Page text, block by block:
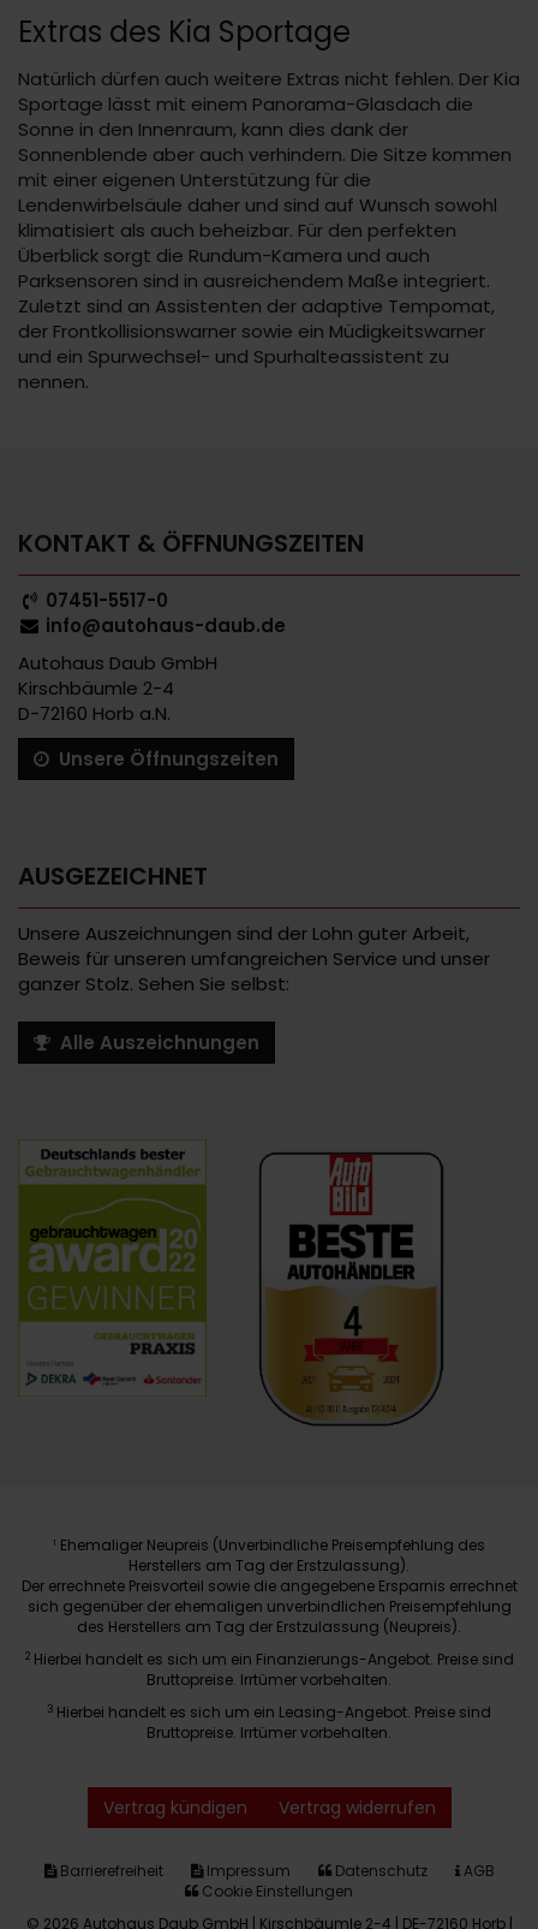
Extras des Kia Sportage
Natürlich dürfen auch weitere Extras nicht fehlen. Der Kia
Sportage lässt mit einem Panorama-Glasdach die
Sonne in den Innenraum, kann dies dank der
Sonnenblende aber auch verhindern. Die Sitze kommen
mit einer eigenen Unterstützung für die
Lendenwirbelsäule daher und sind auf Wunsch sowohl
klimatisiert als auch beheizbar. Für den perfekten
Überblick sorgt die Rundum-Kamera und auch
Parksensoren sind in ausreichendem Maße integriert.
Zuletzt sind an Assistenten der adaptive Tempomat,
der Frontkollisionswarner sowie ein Müdigkeitswarner
und ein Spurwechsel- und Spurhalteassistent zu
nennen.
KONTAKT & ÖFFNUNGSZEITEN
07451-5517-0
info@autohaus-daub.de
Autohaus Daub GmbH
Kirschbäumle 2-4
D-72160 Horb a.N.
Unsere Öffnungszeiten
AUSGEZEICHNET
Unsere Auszeichnungen sind der Lohn guter Arbeit,
Beweis für unseren umfangreichen Service und unser
ganzer Stolz. Sehen Sie selbst:
Alle Auszeichnungen
1 Ehemaliger Neupreis (Unverbindliche Preisempfehlung des
Herstellers am Tag der Erstzulassung).
Der errechnete Preisvorteil sowie die angegebene Ersparnis errechnet
sich gegenüber der ehemaligen unverbindlichen Preisempfehlung
des Herstellers am Tag der Erstzulassung (Neupreis).
2 Hierbei handelt es sich um ein Finanzierungs-Angebot. Preise sind
Bruttopreise. Irrtümer vorbehalten.
3 Hierbei handelt es sich um ein Leasing-Angebot. Preise sind
Bruttopreise. Irrtümer vorbehalten.
Vertrag kündigen Vertrag widerrufen
Barrierefreiheit Impressum Datenschutz
AGB
Cookie Einstellungen
© 2026 Autohaus Daub GmbH | Kirschbäumle 2-4 | DE-72160 Horb |